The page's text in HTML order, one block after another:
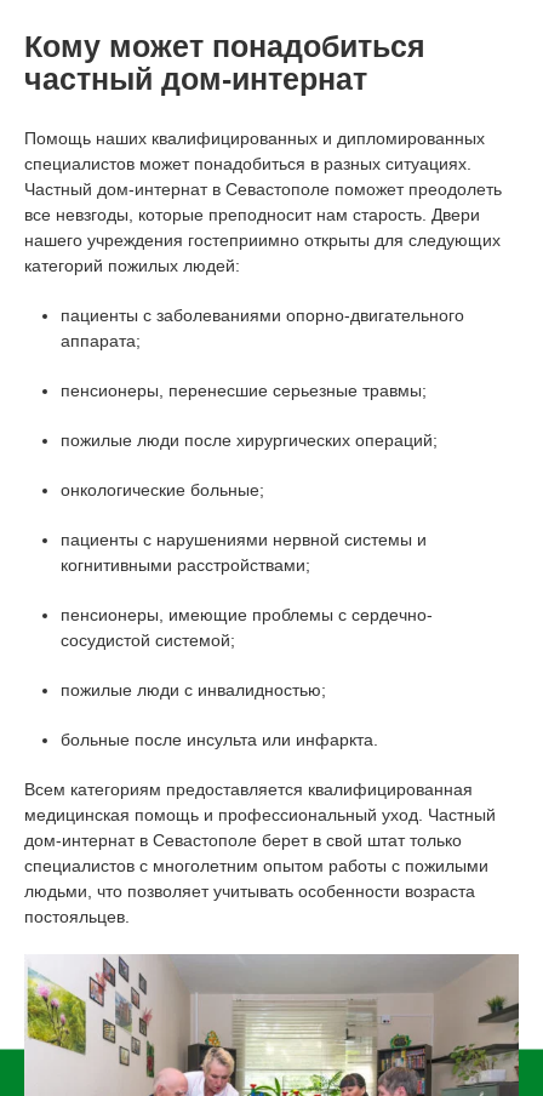
Кому может понадобиться
частный дом-интернат
Помощь наших квалифицированных и дипломированных
специалистов может понадобиться в разных ситуациях.
Частный дом-интернат в Севастополе поможет преодолеть
все невзгоды, которые преподносит нам старость. Двери
нашего учреждения гостеприимно открыты для следующих
категорий пожилых людей:
пациенты с заболеваниями опорно-двигательного
аппарата;
пенсионеры, перенесшие серьезные травмы;
пожилые люди после хирургических операций;
онкологические больные;
пациенты с нарушениями нервной системы и
когнитивными расстройствами;
пенсионеры, имеющие проблемы с сердечно-
сосудистой системой;
пожилые люди с инвалидностью;
больные после инсульта или инфаркта.
Всем категориям предоставляется квалифицированная
медицинская помощь и профессиональный уход. Частный
дом-интернат в Севастополе берет в свой штат только
специалистов с многолетним опытом работы с пожилыми
людьми, что позволяет учитывать особенности возраста
постояльцев.